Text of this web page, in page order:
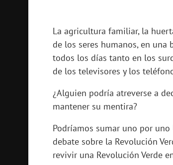
La agricultura familiar, la
de los seres humanos, en
todos los días tanto en los
de los televisores y los
¿Alguien podría atreverse a
mantener su mentira?
Podríamos sumar uno por
debate sobre la Revolución
revivir una Revolución Verde